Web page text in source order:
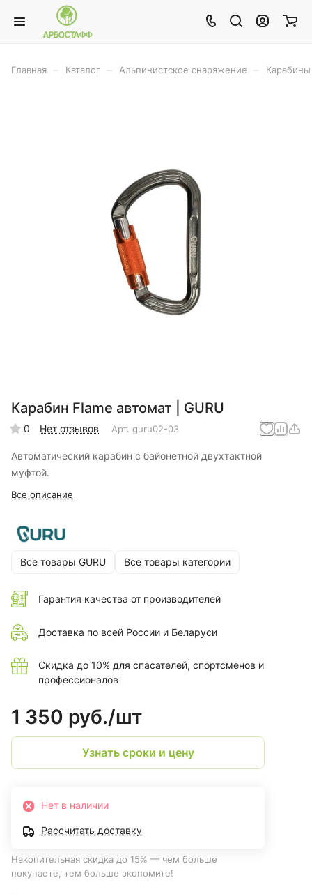
Главная Каталог Альпинистское снаряжение
Карабин Flame автомат | GURU
0 Нет отзывов Арт. guru02-03
Автоматический карабин с байонетной двухтактной
муфтой.
Все описание
Все товары GURU Все товары категории
Гарантия качества от производителей
Доставка по всей России и Беларуси
Скидка до 10% для спасателей, спортсменов и
профессионалов
1 350 руб./шт
Узнать сроки и цену
Нет в наличии
Рассчитать доставку
Накопительная скидка до 15% — чем больше
покупаете, тем больше экономите!